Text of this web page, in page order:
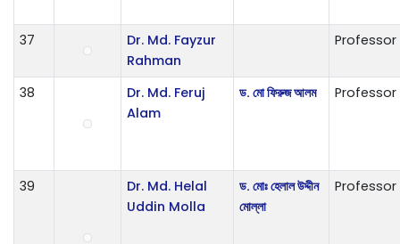
37
Dr. Md. Fayzur
Rahman
Professor
38
Dr. Md. Feruj
Alam
ড. মো ফিরুজ আলম Professor
39
Dr. Md. Helal
Uddin Molla
ড. মোঃ হেলাল উদ্দীন
মোল্লা
Professor